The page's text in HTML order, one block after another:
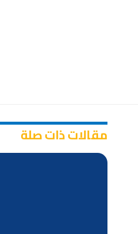
مقالات ذات صلة